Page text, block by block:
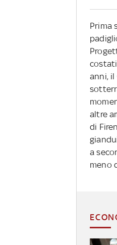
Prima
anni,
altre
di
a
meno